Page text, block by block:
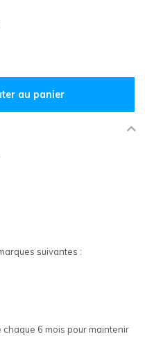
au panier
suivantes :
6 mois pour maintenir